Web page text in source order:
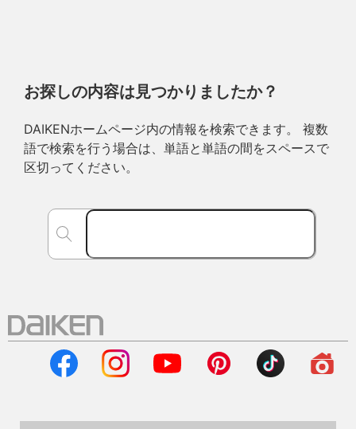
お探しの内容は見つかりましたか？
DAIKENホームページ内の情報を検索できます。 複数
語で検索を行う場合は、単語と単語の間をスペースで
区切ってください。